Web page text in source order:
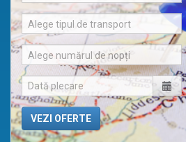
Alege tipul de transport
Alege numărul de nopți